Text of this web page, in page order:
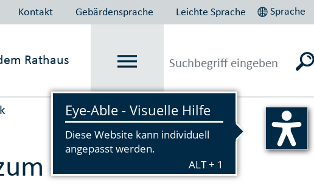
Kontakt Gebärdensprache Leichte Sprache Sprache
Rathaus
Vorlesen
Newsletter